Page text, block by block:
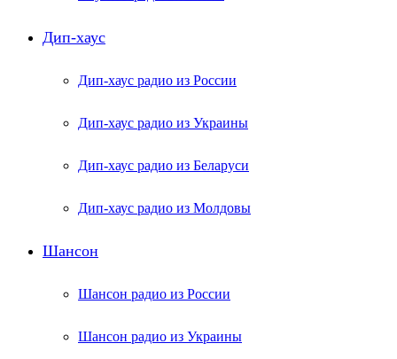
Дип-хаус
Дип-хаус радио из России
Дип-хаус радио из Украины
Дип-хаус радио из Беларуси
Дип-хаус радио из Молдовы
Шансон
Шансон радио из России
Шансон радио из Украины